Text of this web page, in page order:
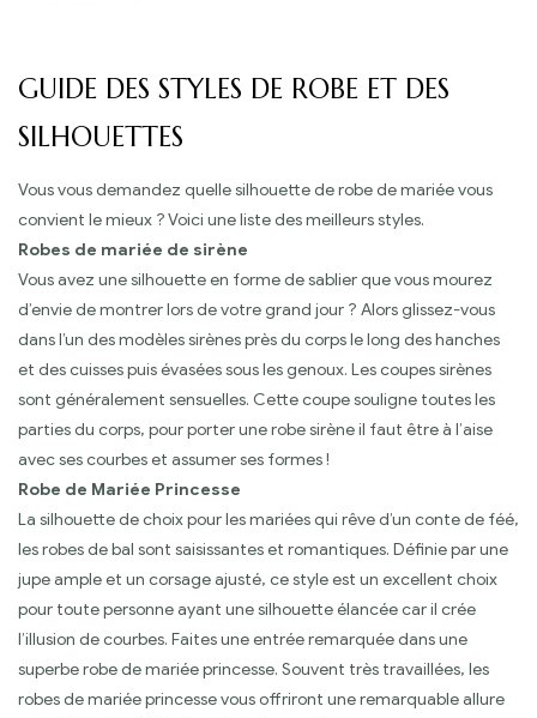
GUIDE DES STYLES DE ROBE ET DES
SILHOUETTES
Vous vous demandez quelle silhouette de robe de mariée vous
convient le mieux ? Voici une liste des meilleurs styles.
Robes de mariée de sirène
Vous avez une silhouette en forme de sablier que vous mourez
d’envie de montrer lors de votre grand jour ? Alors glissez-vous
dans l’un des modèles sirènes près du corps le long des hanches
et des cuisses puis évasées sous les genoux. Les coupes sirènes
sont généralement sensuelles. Cette coupe souligne toutes les
parties du corps, pour porter une robe sirène il faut être à l’aise
avec ses courbes et assumer ses formes !
Robe de Mariée Princesse
La silhouette de choix pour les mariées qui rêve d’un conte de féé,
les robes de bal sont saisissantes et romantiques. Définie par une
jupe ample et un corsage ajusté, ce style est un excellent choix
pour toute personne ayant une silhouette élancée car il crée
l’illusion de courbes. Faites une entrée remarquée dans une
superbe robe de mariée princesse. Souvent très travaillées, les
robes de mariée princesse vous offriront une remarquable allure